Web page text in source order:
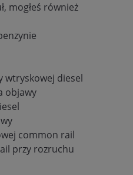
mogłeś również
wtryskowej diesel
objawy
common rail
przy rozruchu